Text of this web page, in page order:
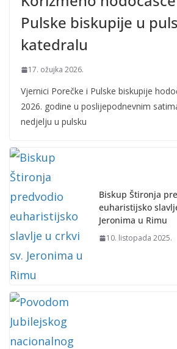
Pulske biskupije u
katedralu
17. ožujka 2026.
Vjernici Porečke i Pulske biskupije
2026. godine u poslijepodnevnim
nedjelju u pulsku
Biskup Štironja
euharistijsko
Jeronima u Rimu
10. listopada 2025.